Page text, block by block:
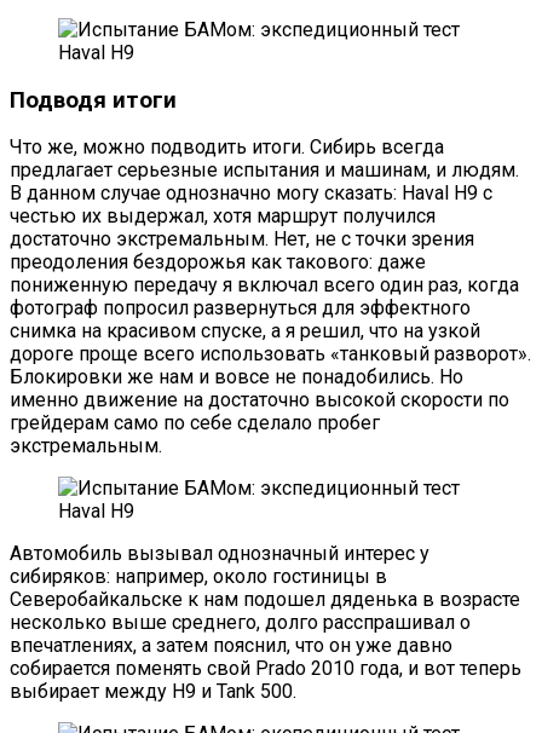
Подводя итоги
Что же, можно подводить итоги. Сибирь всегда
предлагает серьезные испытания и машинам, и людям.
В данном случае однозначно могу сказать: Haval H9 с
честью их выдержал, хотя маршрут получился
достаточно экстремальным. Нет, не с точки зрения
преодоления бездорожья как такового: даже
пониженную передачу я включал всего один раз, когда
фотограф попросил развернуться для эффектного
снимка на красивом спуске, а я решил, что на узкой
дороге проще всего использовать «танковый разворот».
Блокировки же нам и вовсе не понадобились. Но
именно движение на достаточно высокой скорости по
грейдерам само по себе сделало пробег
экстремальным.
Автомобиль вызывал однозначный интерес у
сибиряков: например, около гостиницы в
Северобайкальске к нам подошел дяденька в возрасте
несколько выше среднего, долго расспрашивал о
впечатлениях, а затем пояснил, что он уже давно
собирается поменять свой Prado 2010 года, и вот теперь
выбирает между H9 и Tank 500.